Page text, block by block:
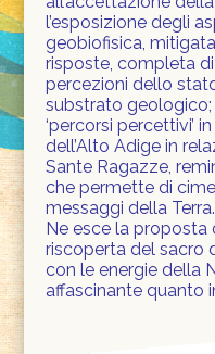
l’esposizione degli
geobiofisica,
risposte, completa
percezioni dello
substrato geologico;
‘percorsi percettivi’
dell’Alto Adige in
Sante Ragazze,
che permette di
messaggi della Terra.
Ne esce la proposta
riscoperta del sacro
con le energie della
affascinante quanto